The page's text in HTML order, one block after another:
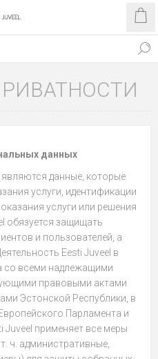
данных
данные, которые
услуги, идентификации
услуги или решения
обязуется защищать
и пользователей, а
Eesti Juveel в
со всеми надлежащими
правовыми актами
Эстонской Республики, в
Парламента и
Juveel применяет все меры
ч. административные,